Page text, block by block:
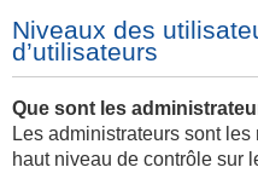
Niveaux des
d’utilisateurs
Que sont les
Les administrateurs sont
haut niveau de contrôle sur